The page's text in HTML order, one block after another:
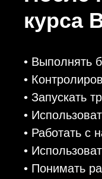
• Выполнять
•
• Запускать
•
• Работать с
•
• Понимать
курса